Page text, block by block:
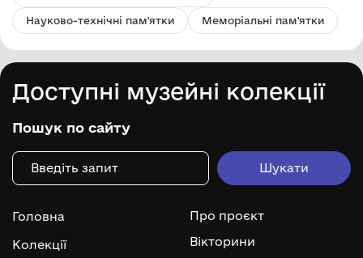
Науково-технічні пам'ятки Меморіальні пам'ятки
Доступні музейні колекції
Пошук по сайту
Головна
Колекції
Про проєкт
Вікторини